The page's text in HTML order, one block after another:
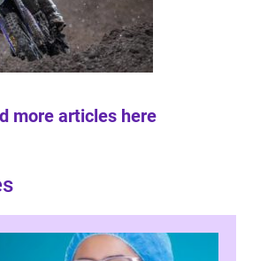
more articles here